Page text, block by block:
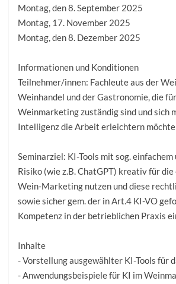
Montag, den 8. September 2025
Montag, 17. November 2025
Montag, den 8. Dezember 2025
Informationen und Konditionen
Teilnehmer/innen: Fachleute aus der
Weinhandel und der Gastronomie, die
Weinmarketing zuständig sind und sich
Intelligenz die Arbeit erleichtern
Seminarziel: KI-Tools mit sog. einfachem
Risiko (wie z.B. ChatGPT) kreativ für
Wein-Marketing nutzen und diese
sowie sicher gem. der in Art.4 KI-VO
Kompetenz in der betrieblichen Praxis
Inhalte
- Vorstellung ausgewählter KI-Tools für
- Anwendungsbeispiele für KI im